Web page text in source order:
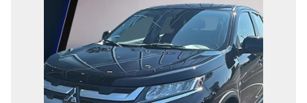
Demande de crédit
Vendre mon auto
Centre mécanique